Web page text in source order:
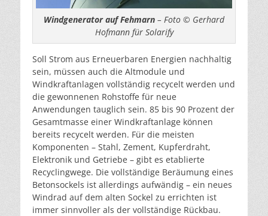
Windgenerator auf Fehmarn – Foto © Gerhard
Hofmann für Solarify
Soll Strom aus Erneuerbaren Energien nachhaltig
sein, müssen auch die Altmodule und
Windkraftanlagen vollständig recycelt werden und
die gewonnenen Rohstoffe für neue
Anwendungen tauglich sein. 85 bis 90 Prozent der
Gesamtmasse einer Windkraftanlage können
bereits recycelt werden. Für die meisten
Komponenten – Stahl, Zement, Kupferdraht,
Elektronik und Getriebe – gibt es etablierte
Recyclingwege. Die vollständige Beräumung eines
Betonsockels ist allerdings aufwändig – ein neues
Windrad auf dem alten Sockel zu errichten ist
immer sinnvoller als der vollständige Rückbau.